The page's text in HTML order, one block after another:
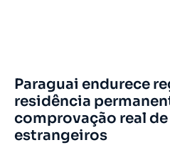
Paraguai endurece
residência
comprovação real
estrangeiros